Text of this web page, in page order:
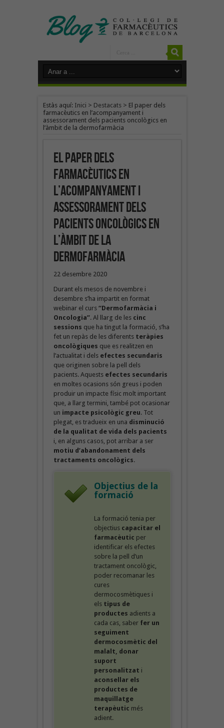
Estàs aquí: Inici > Destacats> El paper dels
farmacèutics en l’acompanyament i
assessorament dels pacients oncològics en
l’àmbit de la dermofarmàcia
El paper dels
farmacèutics en
l’acompanyament i
assessorament dels
pacients oncològics en
l’àmbit de la
dermofarmàcia
22 desembre 2020
Durant els mesos de novembre i
desembre s’ha impartit en format
webinar el curs “Dermofarmàcia i
Oncologia”. Al llarg de les cinc
sessions que ha tingut la formació, s’ha
fet un repàs de les diferents teràpies
oncològiques que es realitzen en
l’actualitat i dels efectes secundaris
que originen sobre la pell dels
pacients. Aquests efectes secundaris
en moltes ocasions són greus i poden
produir un impacte físic molt important
que, a llarg termini, també pot ocasionar
un impacte psicològic greu. Tot
plegat, es tradueix en una disminució
de la qualitat de vida dels pacients
i, en alguns casos, pot arribar a ser
motiu d’abandonament dels
tractaments oncològics.
Objectius de la
formació
La formació tenia per
objectiuscapacitar el
farmacèutic per
identificar els efectes
sobre la pell d’un
tractament oncològic,
poder recomanar les
cures
dermocosmètiques i
els tipus de
productes adients a
cada cas, saber fer un
seguiment
dermocosmètic del
malalt, donar
suport
personalitzat i
aconsellar els
productes de
maquillatge
terapèutic més
adient.